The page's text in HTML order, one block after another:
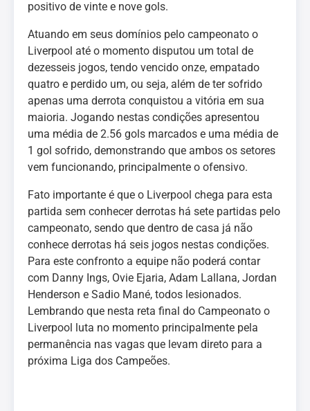
positivo de vinte e nove gols.
Atuando em seus domínios pelo campeonato o
Liverpool até o momento disputou um total de
dezesseis jogos, tendo vencido onze, empatado
quatro e perdido um, ou seja, além de ter sofrido
apenas uma derrota conquistou a vitória em sua
maioria. Jogando nestas condições apresentou
uma média de 2.56 gols marcados e uma média de
1 gol sofrido, demonstrando que ambos os setores
vem funcionando, principalmente o ofensivo.
Fato importante é que o Liverpool chega para esta
partida sem conhecer derrotas há sete partidas pelo
campeonato, sendo que dentro de casa já não
conhece derrotas há seis jogos nestas condições.
Para este confronto a equipe não poderá contar
com Danny Ings, Ovie Ejaria, Adam Lallana, Jordan
Henderson e Sadio Mané, todos lesionados.
Lembrando que nesta reta final do Campeonato o
Liverpool luta no momento principalmente pela
permanência nas vagas que levam direto para a
próxima Liga dos Campeões.